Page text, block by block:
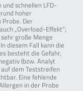
schnellen LFD-
hoher
Der
„Overload-Effekt“;
große Menge
diesem Fall kann die
besteht die Gefahr,
(bzw. Analyt
dem Teststreifen
Eine fehlende
in der Probe